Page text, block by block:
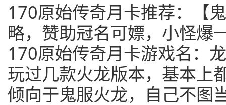
170原始传奇月卡推荐：【
略，赞助冠名可嫖，小怪爆
170原始传奇月卡游戏名：
玩过几款火龙版本，基本上
倾向于鬼服火龙，自己不图